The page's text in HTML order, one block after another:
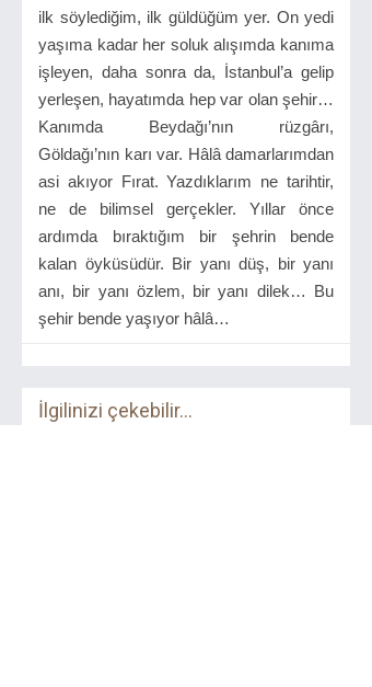
ilk söylediğim, ilk güldüğüm yer. On yedi
yaşıma kadar her soluk alışımda kanıma
işleyen, daha sonra da, İstanbul’a gelip
yerleşen, hayatımda hep var olan şehir…
Kanımda Beydağı’nın rüzgârı,
Göldağı’nın karı var. Hâlâ damarlarımdan
asi akıyor Fırat. Yazdıklarım ne tarihtir,
ne de bilimsel gerçekler. Yıllar önce
ardımda bıraktığım bir şehrin bende
kalan öyküsüdür. Bir yanı düş, bir yanı
anı, bir yanı özlem, bir yanı dilek… Bu
şehir bende yaşıyor hâlâ…
İlgilinizi çekebilir...